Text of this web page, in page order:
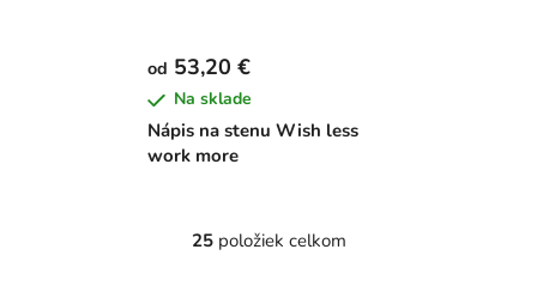
Nápis na stenu Wish less
work more
od 53,20 €
Na sklade
O
25položiek celkom